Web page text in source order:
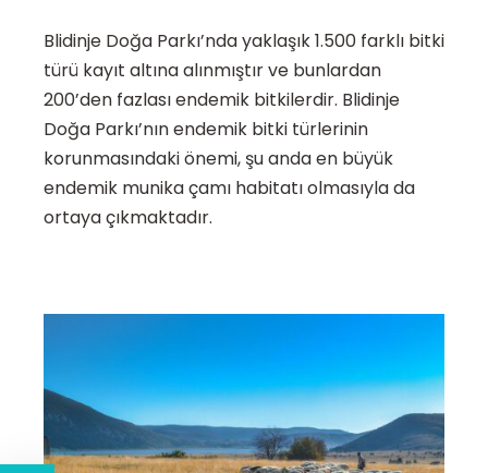
Blidinje Doğa Parkı’nda yaklaşık 1.500 farklı bitki
türü kayıt altına alınmıştır ve bunlardan
200’den fazlası endemik bitkilerdir. Blidinje
Doğa Parkı’nın endemik bitki türlerinin
korunmasındaki önemi, şu anda en büyük
endemik munika çamı habitatı olmasıyla da
ortaya çıkmaktadır.